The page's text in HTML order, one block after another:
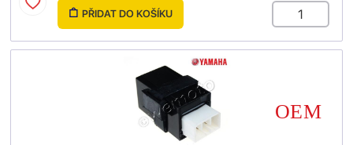
PŘIDAT DO KOŠÍKU